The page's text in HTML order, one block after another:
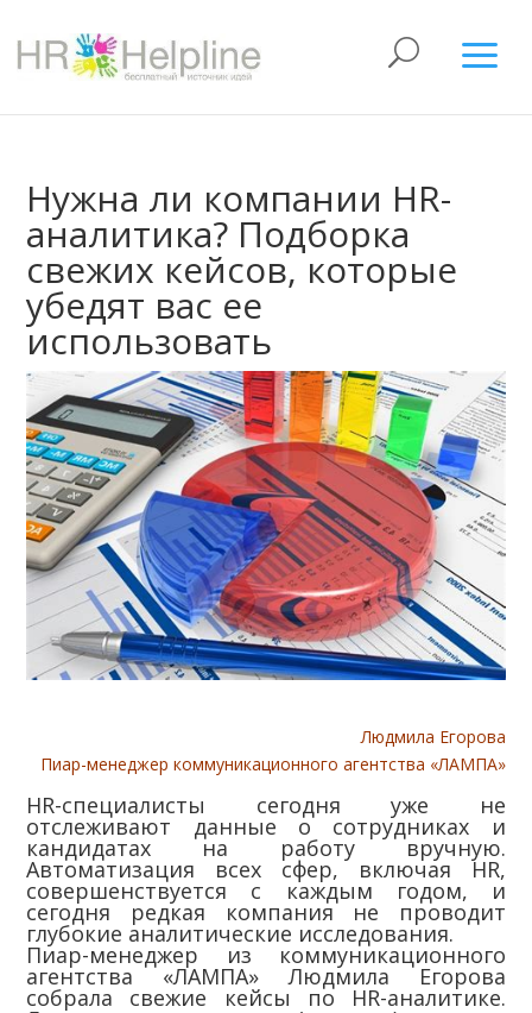
Нужна ли компании HR-
аналитика? Подборка
свежих кейсов, которые
убедят вас ее
использовать
Людмила Егорова
Пиар-менеджер коммуникационного агентства «ЛАМПА»
HR-специалисты сегодня уже не
отслеживают данные о сотрудниках и
кандидатах на работу вручную.
Автоматизация всех сфер, включая HR,
совершенствуется с каждым годом, и
сегодня редкая компания не проводит
глубокие аналитические исследования.
Пиар-менеджер из коммуникационного
агентства «ЛАМПА» Людмила Егорова
собрала свежие кейсы по HR-аналитике.